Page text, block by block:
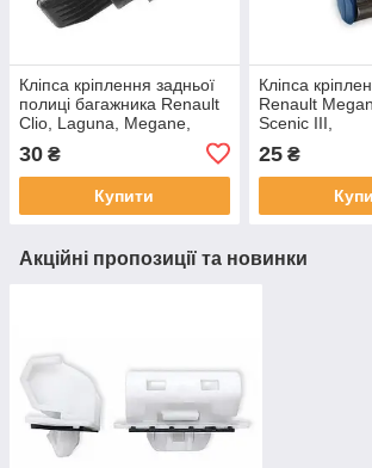
Кліпса кріплення задньої
полиці багажника Renault
Clio, Laguna, Megane,
ОЕМ: 7705099001
30 ₴
Купити
Кліпса
Renault
Scenic IIІ,
Fluence,
Kadjar, Clio,
7703077477,
25₴
Акційні пропозиції та новинки